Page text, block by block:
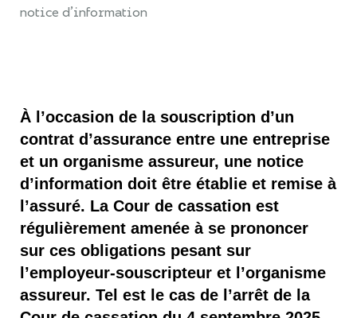
notice d’information
À l’occasion de la souscription d’un
contrat d’assurance entre une entreprise
et un organisme assureur, une notice
d’information doit être établie et remise à
l’assuré. La Cour de cassation est
régulièrement amenée à se prononcer
sur ces obligations pesant sur
l’employeur-souscripteur et l’organisme
assureur. Tel est le cas de l’arrêt de la